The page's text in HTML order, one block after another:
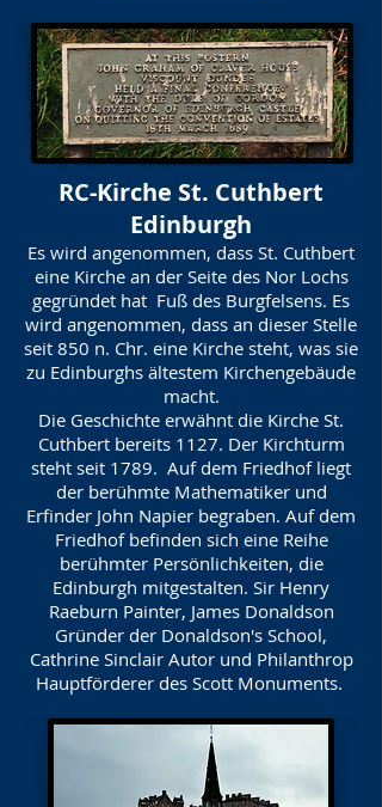
RC-Kirche St. Cuthbert
Edinburgh
Es wird angenommen, dass St. Cuthbert
eine Kirche an der Seite des Nor Lochs
gegründet hat Fuß des Burgfelsens. Es
wird angenommen, dass an dieser Stelle
seit 850 n. Chr. eine Kirche steht, was sie
zu Edinburghs ältestem Kirchengebäude
macht.
Die Geschichte erwähnt die Kirche St.
Cuthbert bereits 1127. Der Kirchturm
steht seit 1789. Auf dem Friedhof liegt
der berühmte Mathematiker und
Erfinder John Napier begraben. Auf dem
Friedhof befinden sich eine Reihe
berühmter Persönlichkeiten, die
Edinburgh mitgestalten. Sir Henry
Raeburn Painter, James Donaldson
Gründer der Donaldson's School,
Cathrine Sinclair Autor und Philanthrop
Hauptförderer des Scott Monuments.